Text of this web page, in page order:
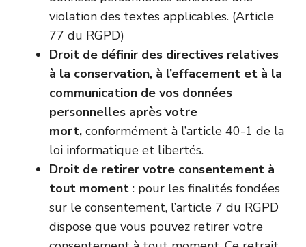
violation des textes applicables. (Article
77 du RGPD)
Droit de définir des directives relatives
à la conservation, à l’effacement et à la
communication de vos données
personnelles après votre
mort, conformément à l’article 40-1 de la
loi informatique et libertés.
Droit de retirer votre consentement à
tout moment : pour les finalités fondées
sur le consentement, l’article 7 du RGPD
dispose que vous pouvez retirer votre